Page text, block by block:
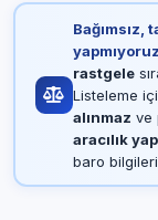
Bağımsız,
rastgele
Listeleme
alınmaz ve
aracılık
baro